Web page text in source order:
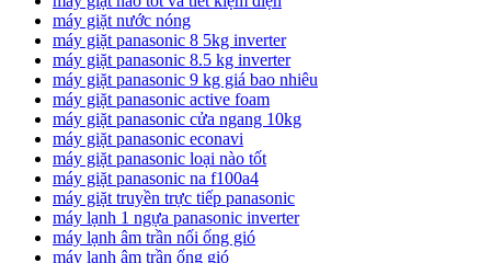
máy giặt nước nóng
máy giặt panasonic 8 5kg inverter
máy giặt panasonic 8.5 kg inverter
máy giặt panasonic 9 kg giá bao nhiêu
máy giặt panasonic active foam
máy giặt panasonic cửa ngang 10kg
máy giặt panasonic econavi
máy giặt panasonic loại nào tốt
máy giặt panasonic na f100a4
máy giặt truyền trực tiếp panasonic
máy lạnh 1 ngựa panasonic inverter
máy lạnh âm trần nối ống gió
máy lạnh âm trần ống gió